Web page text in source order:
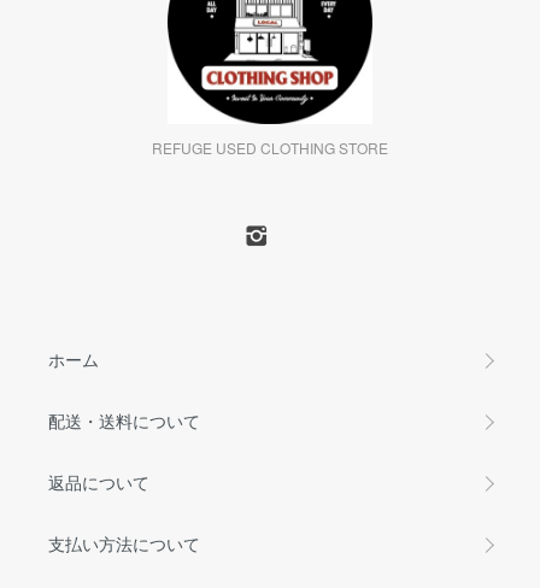
REFUGE USED CLOTHING STORE
ホーム
配送・送料について
返品について
支払い方法について